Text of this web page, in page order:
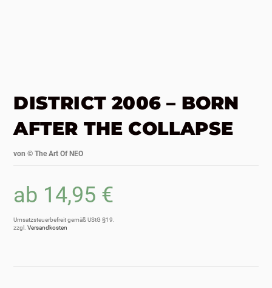
DISTRICT 2006 – BORN
AFTER THE COLLAPSE
von ©The Art Of NEO
ab 14,95 €
Umsatzsteuerbefreit gemäß UStG §19.
zzgl.Versandkosten